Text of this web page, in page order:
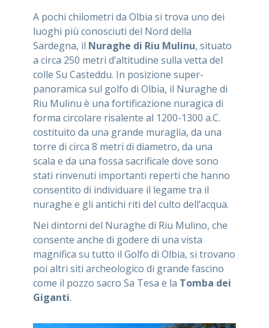
A pochi chilometri da Olbia si trova uno dei
luoghi più conosciuti del Nord della
Sardegna, il Nuraghe di Riu Mulinu, situato
a circa 250 metri d’altitudine sulla vetta del
colle Su Casteddu. In posizione super-
panoramica sul golfo di Olbia, il Nuraghe di
Riu Mulinu è una fortificazione nuragica di
forma circolare risalente al 1200-1300 a.C.
costituito da una grande muraglia, da una
torre di circa 8 metri di diametro, da una
scala e da una fossa sacrificale dove sono
stati rinvenuti importanti reperti che hanno
consentito di individuare il legame tra il
nuraghe e gli antichi riti del culto dell’acqua.
Nei dintorni del Nuraghe di Riu Mulino, che
consente anche di godere di una vista
magnifica su tutto il Golfo di Olbia, si trovano
poi altri siti archeologico di grande fascino
come il pozzo sacro Sa Tesa e la Tomba dei
Giganti.